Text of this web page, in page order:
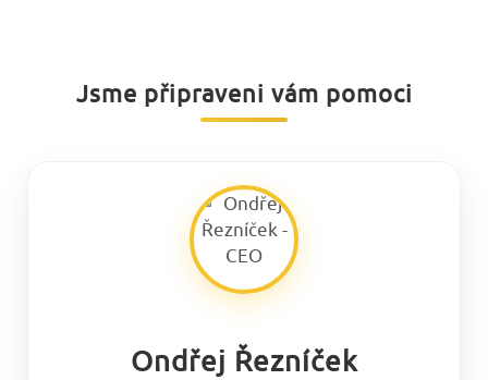
Jsme připraveni vám pomoci
Ondřej Řezníček